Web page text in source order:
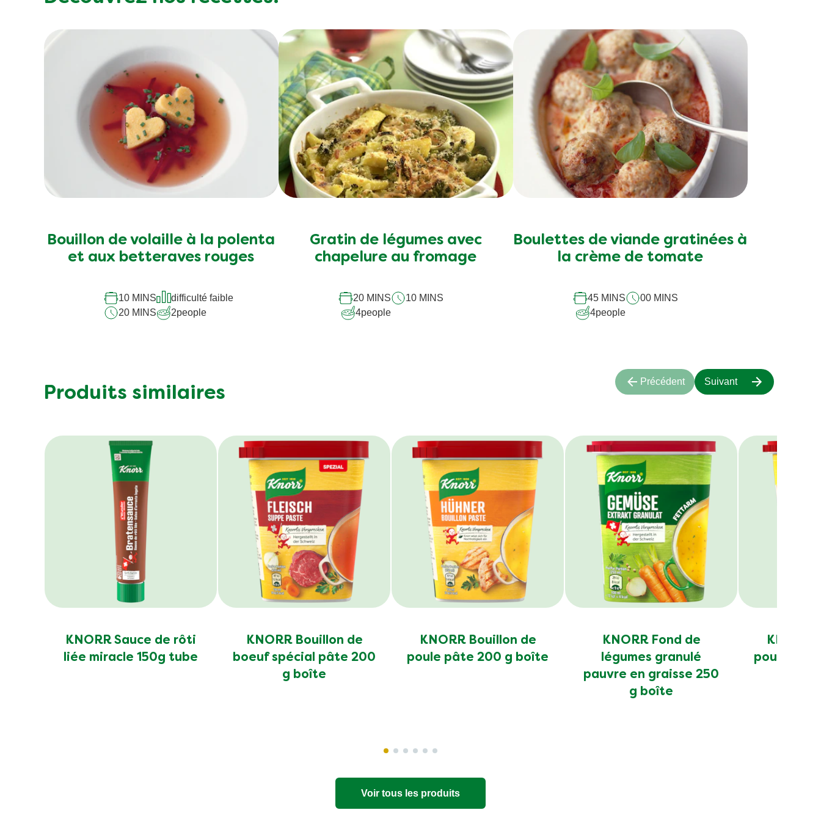
0.7 g
Glucides totaux
<0.5 g
Sucre
<0.5 g
Fibres
<0.5 g
Protéine
0.9 g
Sel
1.8 g
Bouillon de volaille à la polenta
et aux betteraves rouges
10 MINS
difficulté faible
20 MINS
2people
Gratin de légumes avec
chapelure au fromage
20 MINS
10 MINS
4people
Boulettes de viande gratinées à
la crème de tomate
45 MINS
00 MINS
4people
Produits similaires
KNORR Sauce de rôti
liée miracle 150g tube
KNORR Bouillon de
boeuf spécial pâte 200
g boîte
KNORR Bouillon de
poule pâte 200 g boîte
KNORR Fond de
légumes granulé
pauvre en graisse 250
g boîte
KNORR
poule
Précédent Suivant
Voir tous les produits